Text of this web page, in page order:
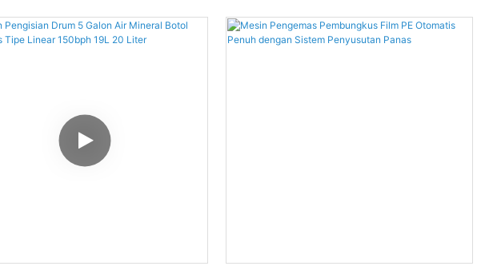
untuk Minuman Berkarbonasi Air